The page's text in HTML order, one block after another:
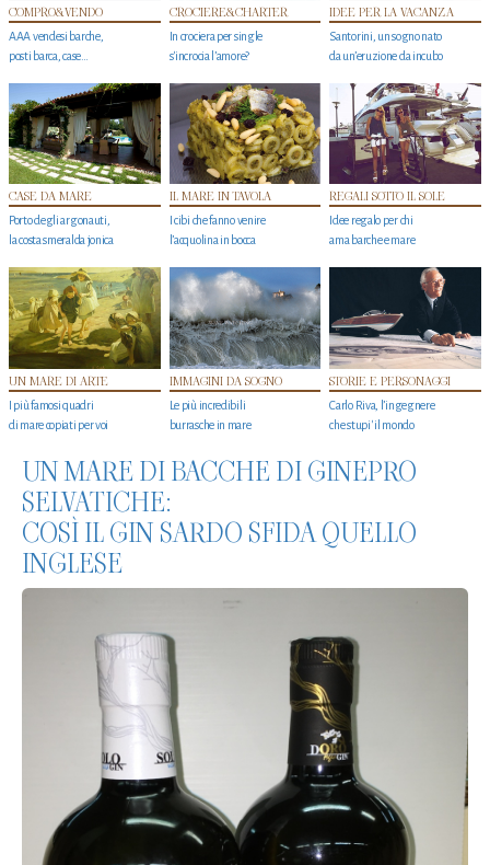
COMPRO&VENDO
AAA vendesi barche,
posti barca, case…
CROCIERE&CHARTER
In crociera per single
s'incrocia l’amore?
IDEE PER LA VACANZA
Santorini, un sogno nato
da un’eruzione da incubo
CASE DA MARE
Porto degli argonauti,
la costa smeralda jonica
IL MARE IN TAVOLA
I cibi che fanno venire
l’acquolina in bocca
REGALI SOTTO IL SOLE
Idee regalo per chi
ama barche e mare
UN MARE DI ARTE
I più famosi quadri
di mare copiati per voi
IMMAGINI DA SOGNO
Le più incredibili
burrasche in mare
STORIE E PERSONAGGI
Carlo Riva, l’ingegnere
che stupi' il mondo
UN MARE DI BACCHE DI GINEPRO
SELVATICHE:
COSÌ IL GIN SARDO SFIDA QUELLO
INGLESE